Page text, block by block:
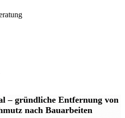
– gründliche Entfernung von
nach Bauarbeiten